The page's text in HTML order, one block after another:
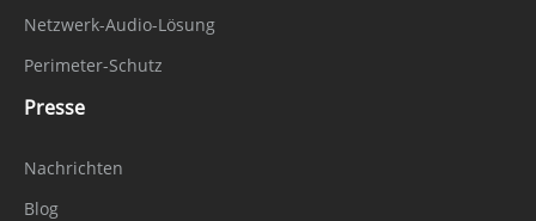
Netzwerk-Audio-Lösung
Perimeter-Schutz
Presse
Nachrichten
Blog